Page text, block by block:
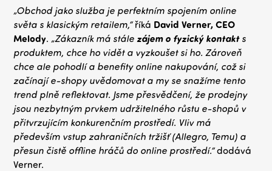
„Obchod jako služba je perfektním spojením online
světa s klasickým retailem,“říká David Verner, CEO
Melody. „Zákazník má stálezájem o fyzický kontakts
produktem, chce ho vidět a vyzkoušet si ho. Zároveň
chce ale pohodlí a benefity online nakupování, což si
začínají e-shopy uvědomovat a my se snažíme tento
trend plně reflektovat. Jsme přesvědčení, že prodejny
jsou nezbytným prvkem udržitelného růstu e-shopů v
přitvrzujícím konkurenčním prostředí. Vliv má
především vstup zahraničních tržišť (Allegro, Temu) a
přesun čistě offline hráčů do online prostředí.”dodává
Verner.